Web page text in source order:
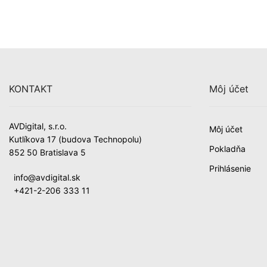
KONTAKT
AVDigital, s.r.o.
Kutlíkova 17 (budova Technopolu)
852 50 Bratislava 5
info@avdigital.sk
+421-2-206 333 11
Môj účet
Môj účet
Pokladňa
Prihlásenie